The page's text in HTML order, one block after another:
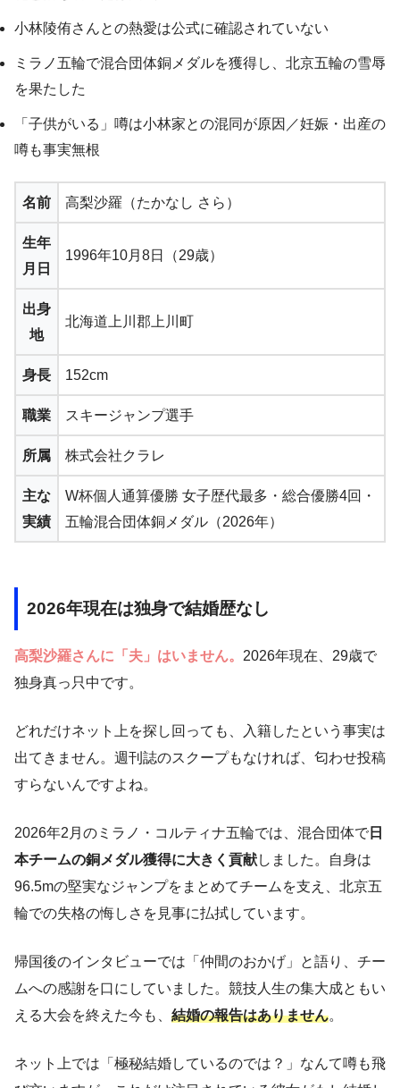
小林陵侑さんとの熱愛は公式に確認されていない
ミラノ五輪で混合団体銅メダルを獲得し、北京五輪の雪辱
を果たした
「子供がいる」噂は小林家との混同が原因／妊娠・出産の
噂も事実無根
名前 高梨沙羅（たかなし さら）
生年
月日
1996年10月8日（29歳）
出身
地
北海道上川郡上川町
身長 152cm
職業 スキージャンプ選手
所属 株式会社クラレ
主な
実績
W杯個人通算優勝 女子歴代最多・総合優勝4回・
五輪混合団体銅メダル（2026年）
2026年現在は独身で結婚歴なし
高梨沙羅さんに「夫」はいません。 2026年現在、29歳で
独身真っ只中です。
どれだけネット上を探し回っても、入籍したという事実は
出てきません。週刊誌のスクープもなければ、匂わせ投稿
すらないんですよね。
2026年2月のミラノ・コルティナ五輪では、混合団体で 日
本チームの銅メダル獲得に大きく貢献しました。自身は
96.5mの堅実なジャンプをまとめてチームを支え、北京五
輪での失格の悔しさを見事に払拭しています。
帰国後のインタビューでは「仲間のおかげ」と語り、チー
ムへの感謝を口にしていました。競技人生の集大成ともい
える大会を終えた今も、 結婚の報告はありません。
ネット上では「極秘結婚しているのでは？」なんて噂も飛